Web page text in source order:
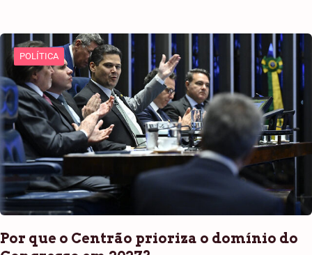
POLÍTICA
Por que o Centrão prioriza o domínio do